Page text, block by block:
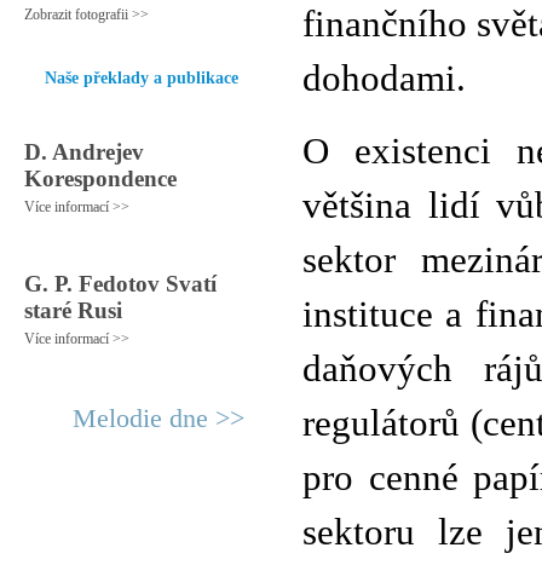
Zobrazit fotografii >>
Naše překlady a publikace
D. Andrejev
Korespondence
Více informací >>
G. P. Fedotov Svatí
staré Rusi
Více informací >>
Melodie dne >>
finančního
dohodami.
O existenci
většina lidí
sektor
instituce a
daňových
regulátorů
pro cenné
sektoru lze